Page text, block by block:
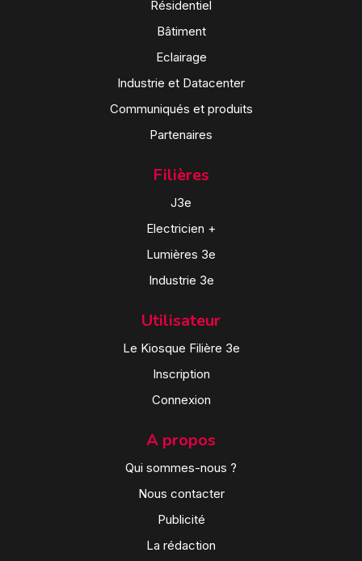
Résidentiel
Bâtiment
Eclairage
Industrie et Datacenter
Communiqués et produits
Partenaires
Filières
J3e
Electricien +
Lumières 3e
Industrie 3e
Utilisateur
Le Kiosque Filière 3e
Inscription
Connexion
A propos
Qui sommes-nous ?
Nous contacter
Publicité
La rédaction